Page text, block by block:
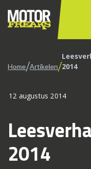
Home/Artikelen/2014
12 augustus 2014
2014